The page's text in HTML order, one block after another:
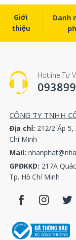
All kinds of
(2)Temperature
(3)
Coupling
Temperature
Pressure Sensor P.N
1089057565
Giới
thiệu
Danh
Hotline Tư
CÔNG TY TNHH
Địa chỉ: 212/2 Ấp 5,
Chí Minh
Mail:
GPĐKKD: 217A
Tp. Hồ Chí Minh